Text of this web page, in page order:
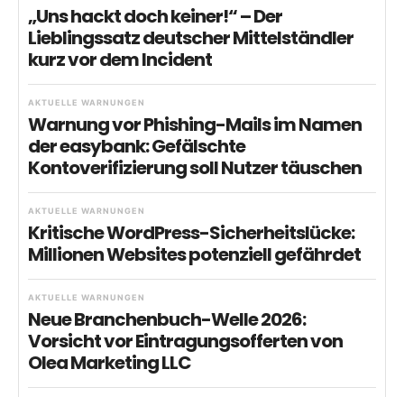
„Uns hackt doch keiner!“ – Der
Lieblingssatz deutscher Mittelständler
kurz vor dem Incident
AKTUELLE WARNUNGEN
Warnung vor Phishing-Mails im Namen
der easybank: Gefälschte
Kontoverifizierung soll Nutzer täuschen
AKTUELLE WARNUNGEN
Kritische WordPress-Sicherheitslücke:
Millionen Websites potenziell gefährdet
AKTUELLE WARNUNGEN
Neue Branchenbuch-Welle 2026:
Vorsicht vor Eintragungsofferten von
Olea Marketing LLC